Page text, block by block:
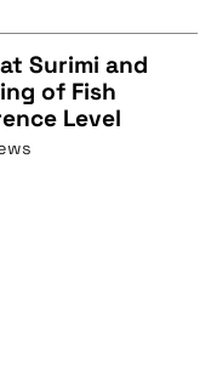
Surimi and
of Fish
Level